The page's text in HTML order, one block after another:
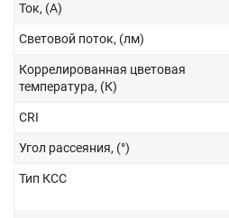
Ток, (А)
Световой поток, (лм)
Коррелированная цветовая
температура, (К)
CRI
Угол рассеяния, (°)
Тип КСС